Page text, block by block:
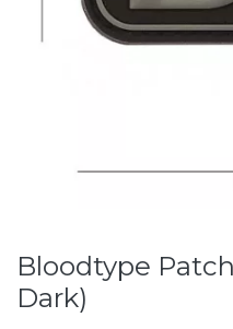
Bloodtype
Dark)